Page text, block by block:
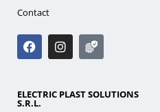
Contact
ELECTRIC PLAST SOLUTIONS
S.R.L.